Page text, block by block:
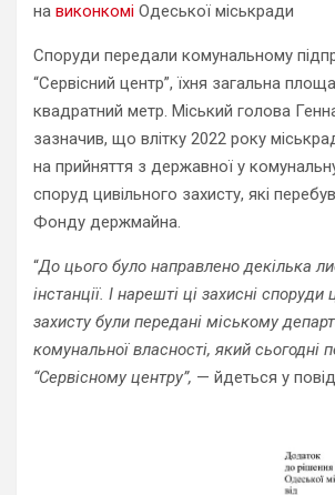
на виконкомі Одеської міськради
Споруди передали комунальному
“Сервісний центр”, їхня загальна
квадратний метр. Міський голова
зазначив, що влітку 2022 року
на прийняття з державної у
споруд цивільного захисту, які
Фонду держмайна.
“До цього було направлено декілька
інстанції. І нарешті ці захисні споруди
захисту були передані міському
комунальної власності, який сьогодні
“Сервісному центру”, — йдеться у